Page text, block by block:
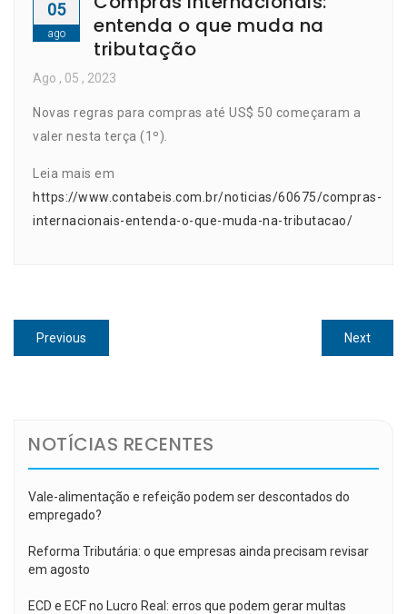
05
ago
entenda o que muda na
tributação
Ago , 05 , 2023
Novas regras para compras até US$ 50 começaram a
valer nesta terça (1º).
Leia mais em
https://www.contabeis.com.br/noticias/60675/compras-
internacionais-entenda-o-que-muda-na-tributacao/
Navegação
de
Previous
post:
NextNext
post:
NOTÍCIAS RECENTES
Vale-alimentação e refeição podem ser descontados do
empregado?
Reforma Tributária: o que empresas ainda precisam revisar
em agosto
ECD e ECF no Lucro Real: erros que podem gerar multas